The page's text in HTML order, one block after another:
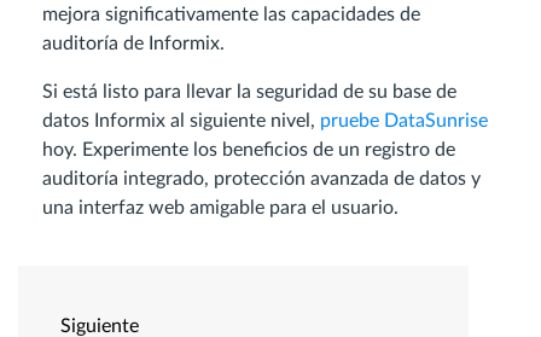
mejora significativamente las capacidades de
auditoría de Informix.
Si está listo para llevar la seguridad de su base de
datos Informix al siguiente nivel, pruebe DataSunrise
hoy. Experimente los beneficios de un registro de
auditoría integrado, protección avanzada de datos y
una interfaz web amigable para el usuario.
Siguiente